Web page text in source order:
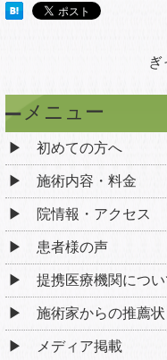
ぎ
メニュー
初めての方へ
施術内容・料金
院情報・アクセス
患者様の声
提携医療機関につい
施術家からの推薦状
メディア掲載